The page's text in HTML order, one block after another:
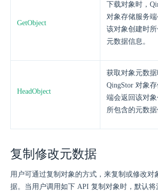
GetObject
下载对象时，
对象存储服务端
该对象创建时
元数据信息。
HeadObject
获取对象元数据
QingStor 对象
端会返回该对
所包含的元数据
复制修改元数据
用户可通过复制对象的方式，来复制或修改对
据。当用户调用如下 API 复制对象时，默认将